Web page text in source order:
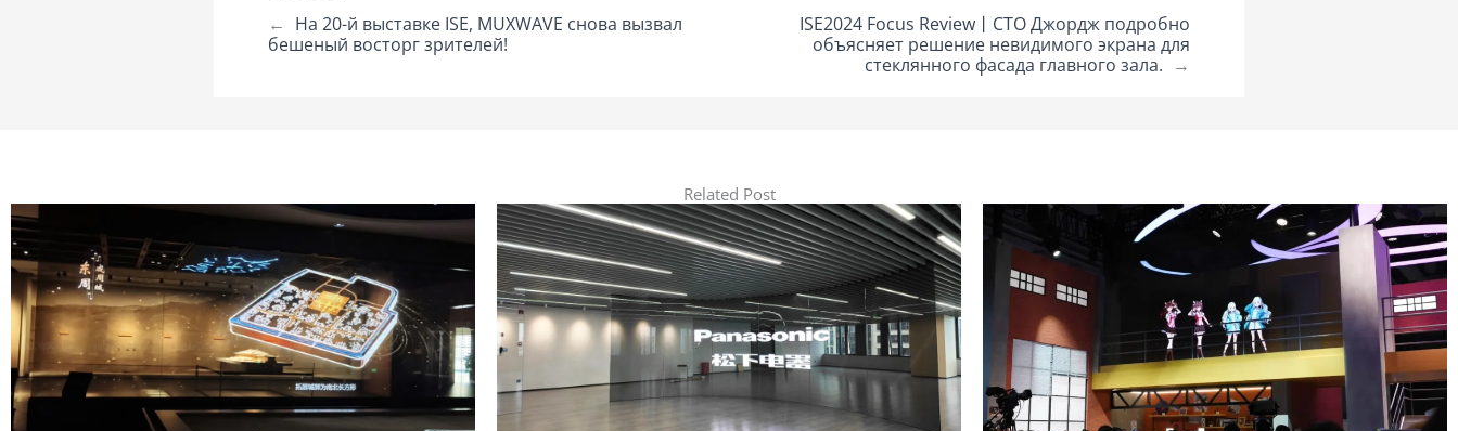
← На 20-й выставке ISE, MUXWAVE снова вызвал
бешеный восторг зрителей!
ISE2024 Focus Review丨CTO Джордж подробно
объясняет решение невидимого экрана для
стеклянного фасада главного зала. →
Related Post